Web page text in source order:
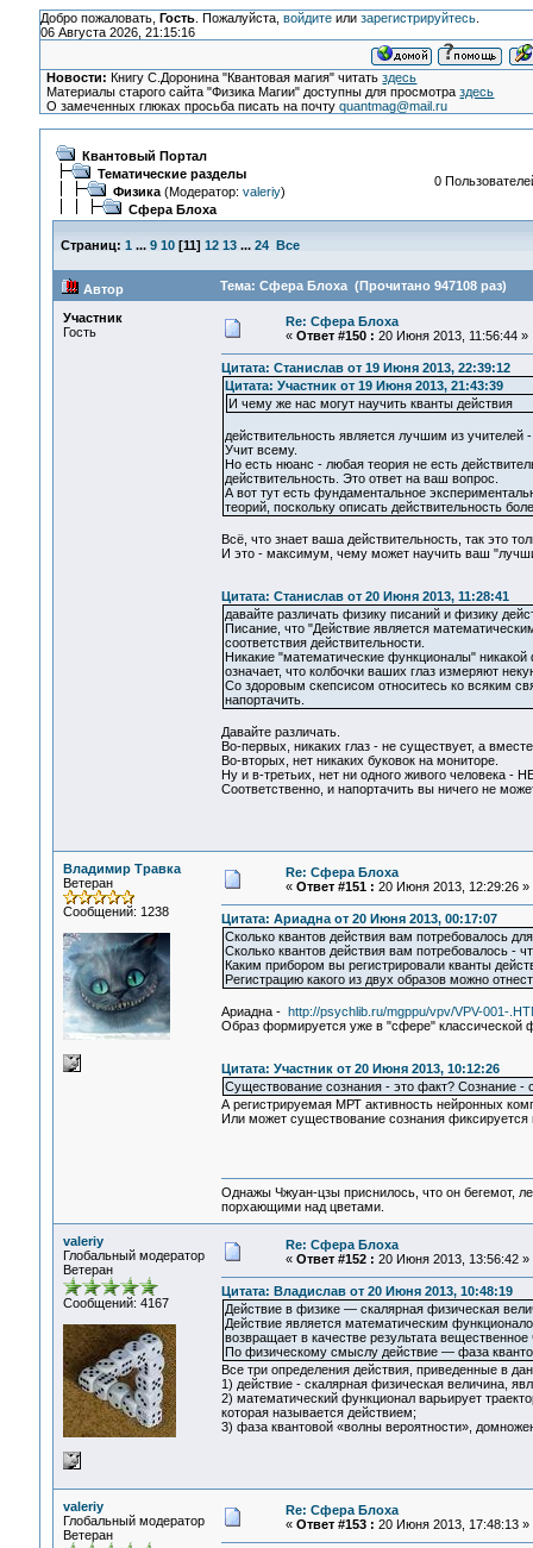
Добро пожаловать, Гость. Пожалуйста, войдитеили зарегистрируйтесь.
06 Августа 2026, 21:15:16
Новости: Книгу С.Доронина "Квантовая магия" читатьздесь
Материалы старого сайта "Физика Магии" доступны для просмотраздесь
О замеченных глюках просьба писать на почтуquantmag@mail.ru
Квантовый Портал
Тематические разделы
Физика(Модератор: valeriy)
Сфера Блоха
0
Страниц: 1 ... 9 10[11] 12 13 ... 24 Все
Автор Тема: Сфера Блоха (Прочитано 947108 раз)
Участник
Гость
Re: Сфера Блоха
« Ответ #150 : 20 Июня 2013, 11:56:44 »
Цитата: Станислав от 19 Июня 2013, 22:39:12
Цитата: Участник от 19 Июня 2013, 21:43:39
И чему же нас могут научить кванты действия
действительность является лучшим из учителей
Учит всему.
Но есть нюанс - любая теория не есть
действительность. Это ответ на ваш вопрос.
А вот тут есть фундаментальное
теорий, поскольку описать действительность
Всё, что знает ваша действительность, так это
И это - максимум, чему может научить ваш
Цитата: Станислав от 20 Июня 2013, 11:28:41
давайте различать физику писаний и физику
Писание, что "Действие является
соответствия действительности.
Никакие "математические функционалы" никакой
означает, что колбочки ваших глаз измеряют
Со здоровым скепсисом относитесь ко всяким
напортачить.
Давайте различать.
Во-первых, никаких глаз - не существует, а
Во-вторых, нет никаких буковок на мониторе.
Ну и в-третьих, нет ни одного живого человека -
Соответственно, и напортачить вы ничего не
Владимир Травка
Ветеран
Сообщений: 1238
Re: Сфера Блоха
« Ответ #151 : 20 Июня 2013, 12:29:26 »
Цитата: Ариадна от 20 Июня 2013, 00:17:07
Сколько квантов действия вам потребовалось
Сколько квантов действия вам потребовалось -
Каким прибором вы регистрировали кванты
Регистрацию какого из двух образов можно
Ариадна - http://psychlib.ru/mgppu/vpv/VPV-001-
Образ формируется уже в "сфере" классической
Цитата: Участник от 20 Июня 2013, 10:12:26
Существование сознания - это факт? Сознание -
А регистрируемая МРТ активность нейронных
Или может существование сознания
Однажы Чжуан-цзы приснилось, что он бегемот,
порхающими над цветами.
valeriy
Глобальный модератор
Ветеран
Сообщений: 4167
Re: Сфера Блоха
« Ответ #152 : 20 Июня 2013, 13:56:42 »
Цитата: Владислав от 20 Июня 2013, 10:48:19
Действие в физике — скалярная физическая
Действие является математическим
возвращает в качестве результата вещественное
По физическому смыслу действие — фаза
Все три определения действия, приведенные в
1) действие - скалярная физическая величина,
2) математический функционал варьирует
которая называется действием;
3) фаза квантовой «волны вероятности»,
valeriy
Глобальный модератор
Ветеран
Re: Сфера Блоха
« Ответ #153 : 20 Июня 2013, 17:48:13 »